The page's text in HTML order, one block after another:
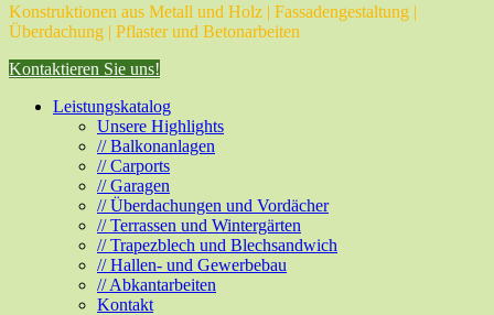
Konstruktionen aus Metall und Holz | Fassadengestaltung |
Überdachung | Pflaster und Betonarbeiten
Kontaktieren Sie uns!
Leistungskatalog
Unsere Highlights
// Balkonanlagen
// Carports
// Garagen
// Überdachungen und Vordächer
// Terrassen und Wintergärten
// Trapezblech und Blechsandwich
// Hallen- und Gewerbebau
// Abkantarbeiten
Kontakt